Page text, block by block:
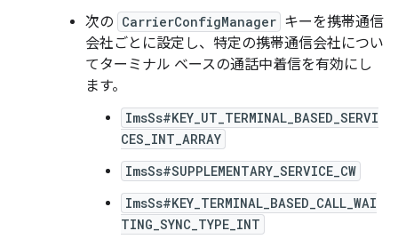
次の CarrierConfigManager キーを携帯通信
会社ごとに設定し、特定の携帯通信会社につい
てターミナル ベースの通話中着信を有効にし
ます。
ImsSs#KEY_UT_TERMINAL_BASED_SERVI
CES_INT_ARRAY
ImsSs#SUPPLEMENTARY_SERVICE_CW
ImsSs#KEY_TERMINAL_BASED_CALL_WAI
TING_SYNC_TYPE_INT